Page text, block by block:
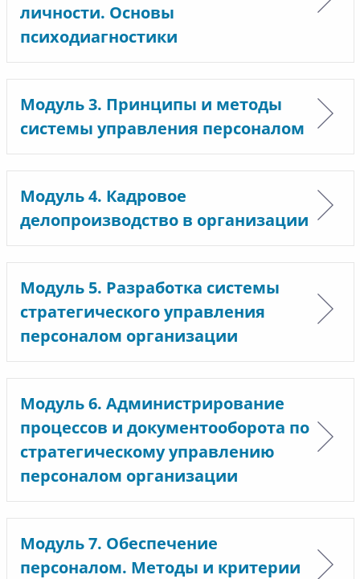
личности. Основы
психодиагностики
Модуль 3. Принципы и методы
системы управления персоналом
Модуль 4. Кадровое
делопроизводство в организации
Модуль 5. Разработка системы
стратегического управления
персоналом организации
Модуль 6. Администрирование
процессов и документооборота по
стратегическому управлению
персоналом организации
Модуль 7. Обеспечение
персоналом. Методы и критерии